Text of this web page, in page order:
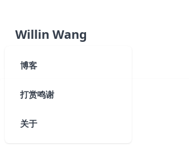
博客
打赏鸣谢
关于
Willin Wang